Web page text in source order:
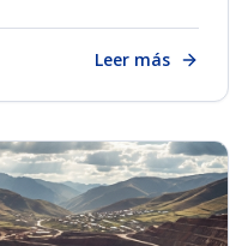
Leer más